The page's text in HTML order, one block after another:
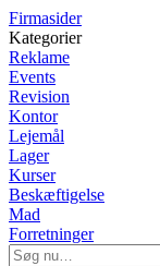
Firmasider
Kategorier
Reklame
Events
Revision
Kontor
Lejemål
Lager
Kurser
Beskæftigelse
Mad
Forretninger